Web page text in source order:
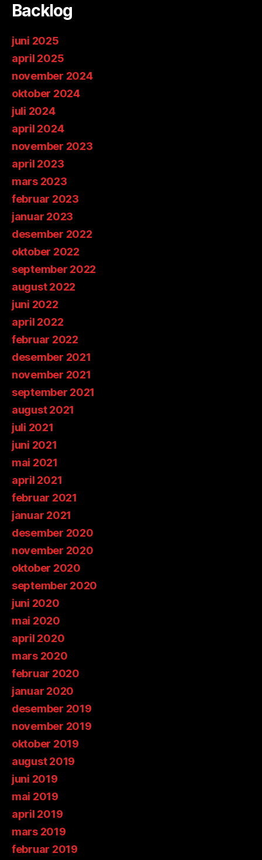
Backlog
juni 2025
april 2025
november 2024
oktober 2024
juli 2024
april 2024
november 2023
april 2023
mars 2023
februar 2023
januar 2023
desember 2022
oktober 2022
september 2022
august 2022
juni 2022
april 2022
februar 2022
desember 2021
november 2021
september 2021
august 2021
juli 2021
juni 2021
mai 2021
april 2021
februar 2021
januar 2021
desember 2020
november 2020
oktober 2020
september 2020
juni 2020
mai 2020
april 2020
mars 2020
februar 2020
januar 2020
desember 2019
november 2019
oktober 2019
august 2019
juni 2019
mai 2019
april 2019
mars 2019
februar 2019